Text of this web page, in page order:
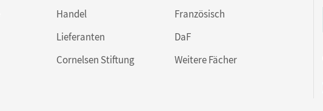
Handel
Lieferanten
Cornelsen Stiftung
Französisch
DaF
Weitere Fächer